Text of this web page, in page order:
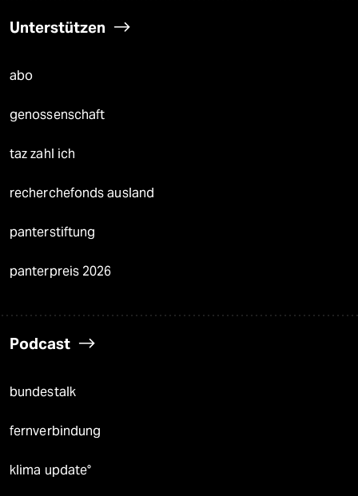
Unterstützen
abo
genossenschaft
taz zahl ich
recherchefonds ausland
panterstiftung
panterpreis 2026
Podcast
bundestalk
fernverbindung
klima update°